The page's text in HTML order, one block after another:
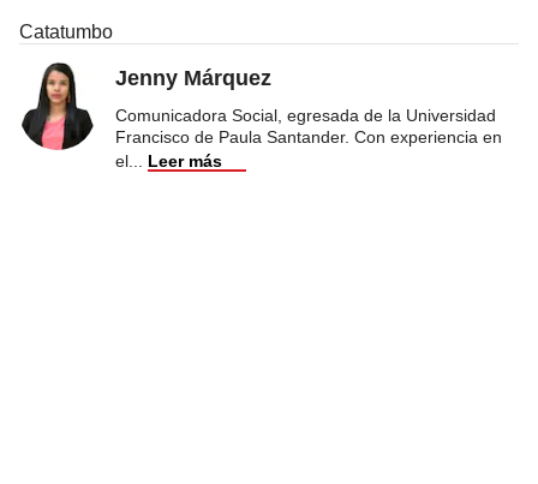
Catatumbo
Jenny Márquez
Comunicadora Social, egresada de la Universidad
Francisco de Paula Santander. Con experiencia en
el
Leer más